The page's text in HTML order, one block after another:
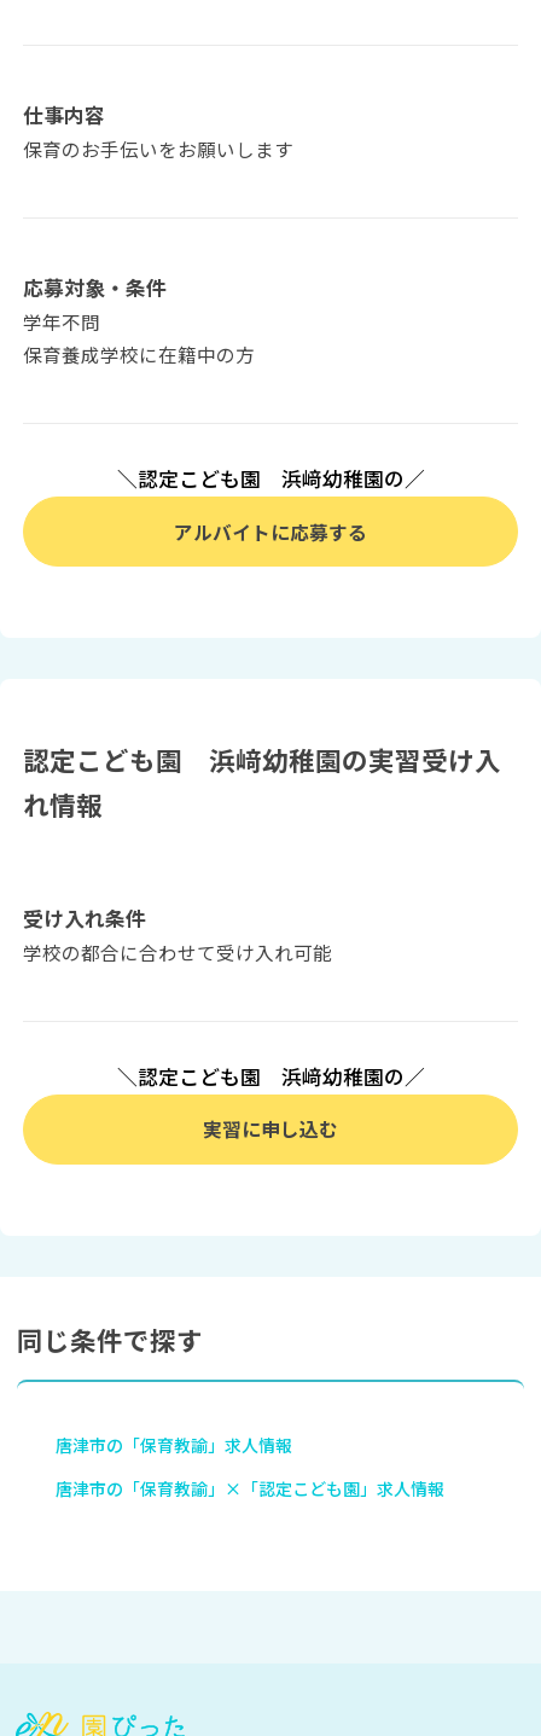
仕事内容
保育のお手伝いをお願いします
応募対象・条件
学年不問
保育養成学校に在籍中の方
＼認定こども園 浜﨑幼稚園の／
アルバイトに応募する
認定こども園 浜﨑幼稚園の実習受け入
れ情報
受け入れ条件
学校の都合に合わせて受け入れ可能
＼認定こども園 浜﨑幼稚園の／
実習に申し込む
同じ条件で探す
唐津市の「保育教諭」求人情報
唐津市の「保育教諭」×「認定こども園」求人情報